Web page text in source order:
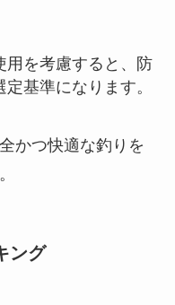
用を考慮すると、防
基準になります。
かつ快適な釣りを
ング